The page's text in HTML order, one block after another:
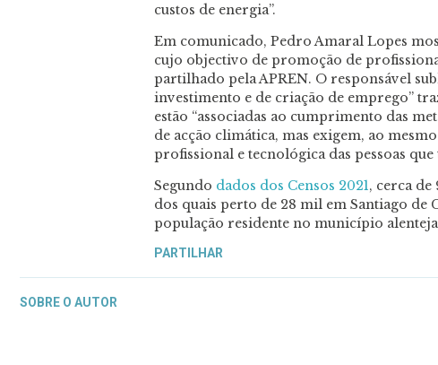
custos de energia”.
Em comunicado, Pedro Amaral Lopes
cujo objectivo de promoção de
partilhado pela APREN. O responsável
investimento e de criação de emprego”
estão “associadas ao cumprimento das
de acção climática, mas exigem, ao
profissional e tecnológica das pessoas
Segundo dados dos Censos 2021, cerca
dos quais perto de 28 mil em Santiago de
população residente no município
PARTILHAR
SOBRE O AUTOR